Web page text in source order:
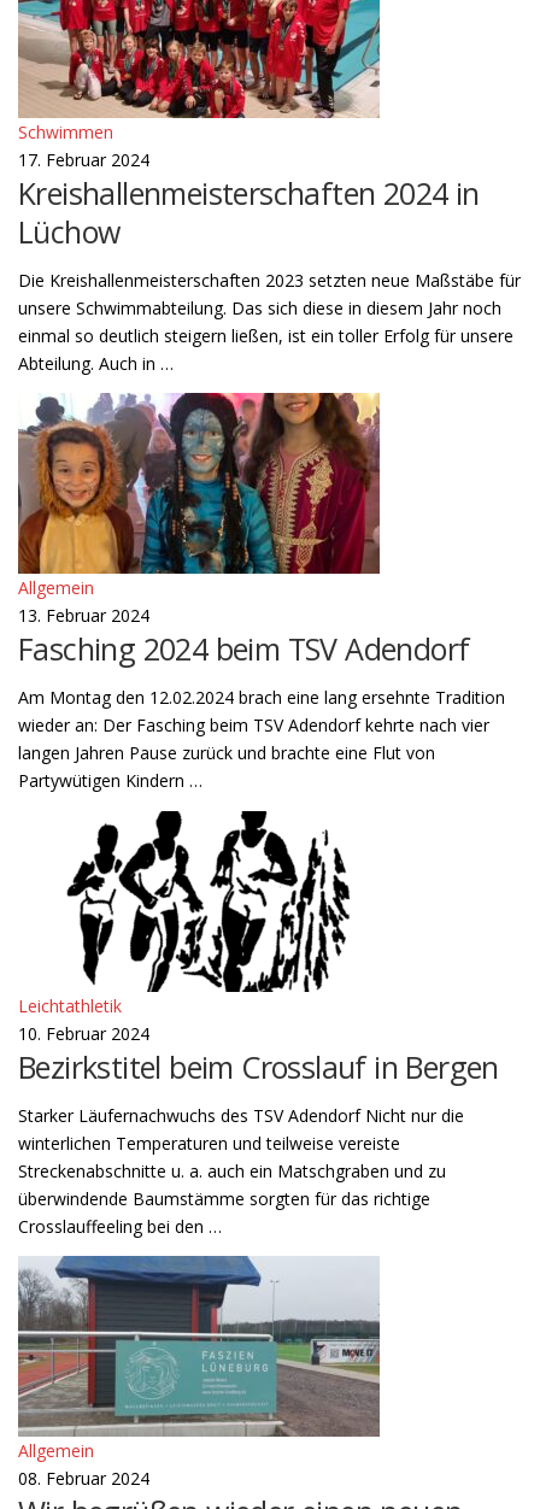
Schwimmen
17. Februar 2024
Kreishallenmeisterschaften 2024 in
Lüchow
Die Kreishallenmeisterschaften 2023 setzten neue Maßstäbe für
unsere Schwimmabteilung. Das sich diese in diesem Jahr noch
einmal so deutlich steigern ließen, ist ein toller Erfolg für unsere
Abteilung. Auch in …
Allgemein
13. Februar 2024
Fasching 2024 beim TSV Adendorf
Am Montag den 12.02.2024 brach eine lang ersehnte Tradition
wieder an: Der Fasching beim TSV Adendorf kehrte nach vier
langen Jahren Pause zurück und brachte eine Flut von
Partywütigen Kindern …
Leichtathletik
10. Februar 2024
Bezirkstitel beim Crosslauf in Bergen
Starker Läufernachwuchs des TSV Adendorf Nicht nur die
winterlichen Temperaturen und teilweise vereiste
Streckenabschnitte u. a. auch ein Matschgraben und zu
überwindende Baumstämme sorgten für das richtige
Crosslauffeeling bei den …
Allgemein
08. Februar 2024